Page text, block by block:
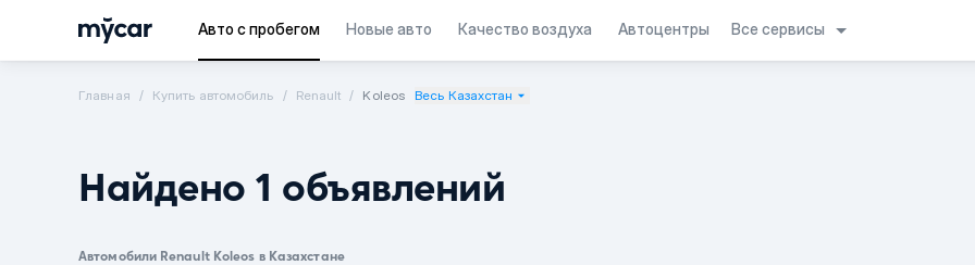
Авто с пробегом Новые авто Качество воздуха Автоцентры Все сервисы
Главная Купить автомобиль Renault Koleos Весь Казахстан
Найдено 1 объявлений
Автомобили Renault Koleos в Казахстане